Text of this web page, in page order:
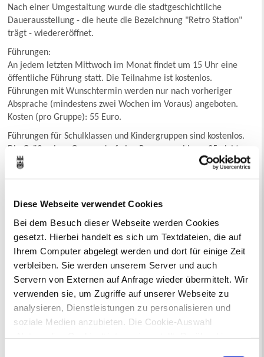
Diese Webseite verwendet Cookies
Bei dem Besuch dieser Webseite werden Cookies
gesetzt. Hierbei handelt es sich um Textdateien, die auf
Ihrem Computer abgelegt werden und dort für einige Zeit
verbleiben. Sie werden unserem Server und auch
Servern von Externen auf Anfrage wieder übermittelt. Wir
verwenden sie, um Zugriffe auf unserer Webseite zu
analysieren, Dienstleistungen zu personalisieren und
soziale Medien anzubieten. Die Cookie-Auswahl
Nach einer Umgestaltung wurde die stadtgeschichtliche
Dauerausstellung - die heute die Bezeichnung "Retro Station"
trägt - wiedereröffnet.
Führungen:
An jedem letzten Mittwoch im Monat findet um 15 Uhr eine
öffentliche Führung statt. Die Teilnahme ist kostenlos.
Führungen mit Wunschtermin werden nur nach vorheriger
Absprache (mindestens zwei Wochen im Voraus) angeboten.
Kosten (pro Gruppe): 55 Euro.
Führungen für Schulklassen und Kindergruppen sind kostenlos.
Die Größe einer Gruppe darf eine Personenzahl von 25 nicht
überschreiten.
Ansprechpartnerin:
Dr. Angelika Böttcher
Telefon: 02361/50-1907
angelika.boettcher(at)recklinghausen.de
Weitere Informationen: